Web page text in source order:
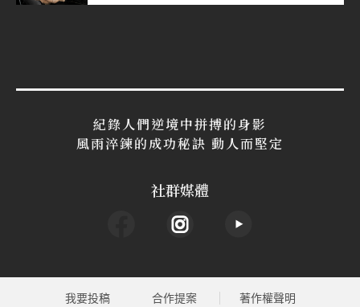
紀錄人們逆境中拼搏的身影
風雨淬鍊的成功秘訣 動人而堅定
社群媒體
我要投稿 合作提案 著作權聲明